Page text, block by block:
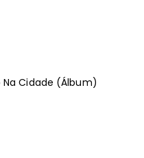
Na Cidade (Álbum)